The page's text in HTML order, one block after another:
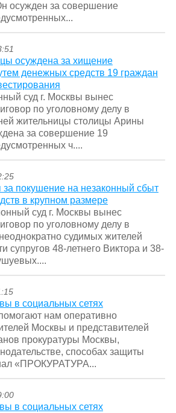
осужден за совершение
осуждена за хищение
денежных средств 19 граждан
суд г. Москвы вынес
по уголовному делу в
жительницы столицы Арины
за совершение 19
ч....
покушение на незаконный сбыт
в крупном размере
суд г. Москвы вынес
по уголовному делу в
судимых жителей
супругов 48-летнего Виктора и 38-
в социальных сетях
нам оперативно
Москвы и представителей
прокуратуры Москвы,
способах защиты
«ПРОКУРАТУРА...
в социальных сетях